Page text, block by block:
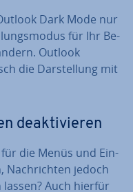
Dark Mode nur
für Ihr Be­
Outlook
die Dar­stel­lung mit
de­ak­ti­vie­ren
die Menüs und Ein­
Nach­rich­ten jedoch
Auch hierfür